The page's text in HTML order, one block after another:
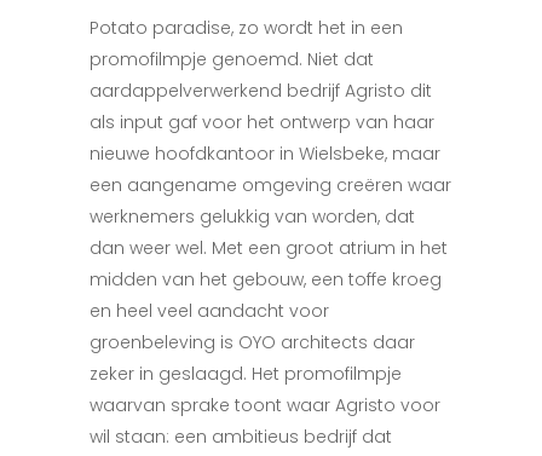
Potato paradise, zo wordt het in een
promofilmpje genoemd. Niet dat
aardappelverwerkend bedrijf Agristo dit
als input gaf voor het ontwerp van haar
nieuwe hoofdkantoor in Wielsbeke, maar
een aangename omgeving creëren waar
werknemers gelukkig van worden, dat
dan weer wel. Met een groot atrium in het
midden van het gebouw, een toffe kroeg
en heel veel aandacht voor
groenbeleving is OYO architects daar
zeker in geslaagd. Het promofilmpje
waarvan sprake toont waar Agristo voor
wil staan: een ambitieus bedrijf dat